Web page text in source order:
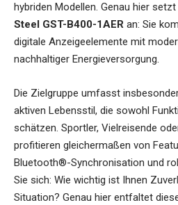
hybriden Modellen. Genau hier setzt
Steel GST-B400-1AER an: Sie
digitale Anzeigeelemente mit
nachhaltiger Energieversorgung.
Die Zielgruppe umfasst
aktiven Lebensstil, die sowohl
schätzen. Sportler, Vielreisende
profitieren gleichermaßen von
Bluetooth®-Synchronisation und
Sie sich: Wie wichtig ist Ihnen
Situation? Genau hier entfaltet